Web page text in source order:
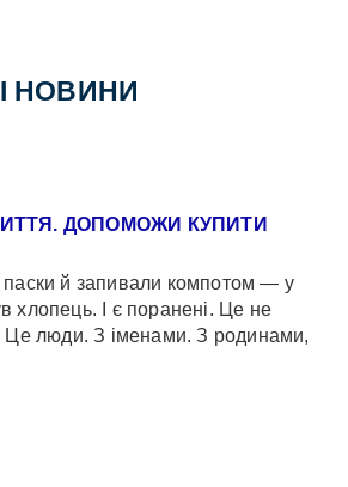
НОВИНИ
ДОПОМОЖИ КУПИТИ
паски й запивали компотом — у
хлопець. І є поранені. Це не
Це люди. З іменами. З родинами,